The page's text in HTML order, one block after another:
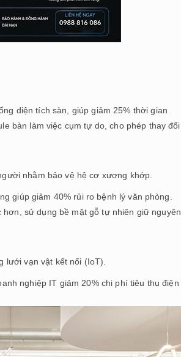
diện tích sàn, giúp giảm 25% thời gian
bàn làm việc cụm tự do, cho phép thay đổi
nhằm bảo vệ hệ cơ xương khớp.
giúp giảm 40% rủi ro bệnh lý văn phòng.
sử dụng bề mặt gỗ tự nhiên giữ nguyên
lưới vạn vật kết nối (IoT).
nghiệp IT giảm 20% chi phí tiêu thụ điện